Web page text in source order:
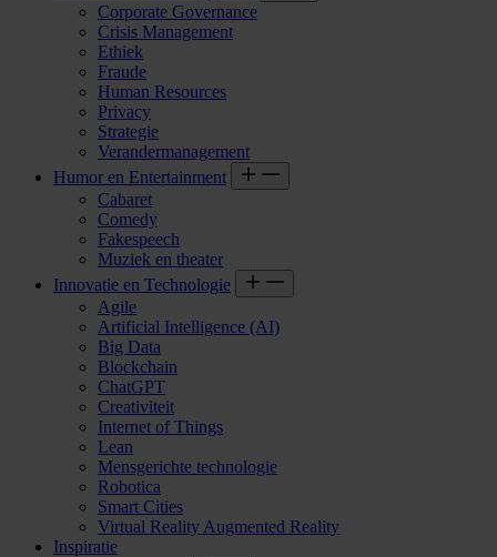
Corporate Governance
Crisis Management
Ethiek
Fraude
Human Resources
Privacy
Strategie
Verandermanagement
Humor en Entertainment
Cabaret
Comedy
Fakespeech
Muziek en theater
Innovatie en Technologie
Agile
Artificial Intelligence (AI)
Big Data
Blockchain
ChatGPT
Creativiteit
Internet of Things
Lean
Mensgerichte technologie
Robotica
Smart Cities
Virtual Reality Augmented Reality
Inspiratie